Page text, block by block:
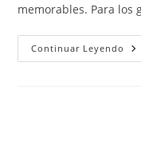
memorables. Para los
Continuar Leyendo
A